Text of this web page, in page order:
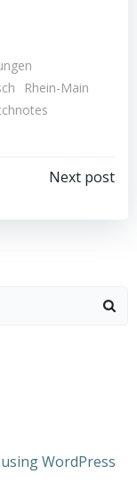
Rhein-Main
Next post
WordPress